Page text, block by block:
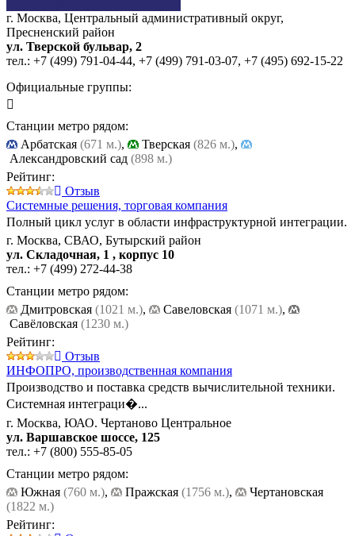
г. Москва, Центральный административный округ,
Пресненский район
ул. Тверской бульвар, 2
тел.: +7 (499) 791-04-44, +7 (499) 791-03-07, +7 (495) 692-15-22
Официальные группы:
Станции метро рядом:
Арбатская (671 м.), Тверская (826 м.),
Александровский сад (898 м.)
Рейтинг:
Отзыв
Системные решения, торговая компания
Полный цикл услуг в области инфраструктурной интеграции.
г. Москва, СВАО, Бутырский район
ул. Складочная, 1 , корпус 10
тел.: +7 (499) 272-44-38
Станции метро рядом:
Дмитровская (1021 м.), Cавеловская (1071 м.),
Савёловская (1230 м.)
Рейтинг:
Отзыв
ИНФОПРО, производственная компания
Производство и поставка средств вычислительной техники.
Системная интеграци�...
г. Москва, ЮАО. Чертаново Центральное
ул. Варшавское шоссе, 125
тел.: +7 (800) 555-85-05
Станции метро рядом:
Южная (760 м.), Пражская (1756 м.),
Чертановская
(1822 м.)
Рейтинг: